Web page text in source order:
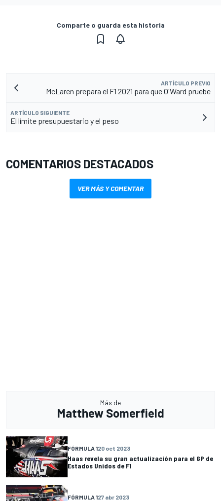
Comparte o guarda esta historia
ARTÍCULO PREVIO
McLaren prepara el F1 2021 para que O'Ward pruebe
ARTÍCULO SIGUIENTE
El límite presupuestario y el peso
COMENTARIOS DESTACADOS
VER MÁS Y COMENTAR
Más de
Matthew Somerfield
FÓRMULA 120 oct 2023
Haas revela su gran actualización para el GP de
Estados Unidos de F1
FÓRMULA 127 abr 2023